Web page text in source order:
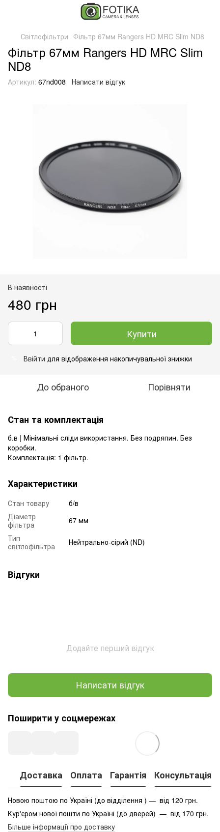
Світлофільтри Фільтр 67мм Rangers HD MRC Slim ND8
Фільтр 67мм Rangers HD MRC Slim
ND8
Артикул: 67nd008 Написати відгук
В наявності
480 грн
Купити
Ввійти для відображення накопичувальної знижки
До обраного Порівняти
Стан та комплектація
б.в | Мінімальні сліди використання. Без подряпин. Без
коробки.
Комплектація: 1 фільтр.
Характеристики
Стан товару
б/в
Діаметр
фільтра
67 мм
Тип
світлофільтра
Нейтрально-сірий (ND)
Відгуки
Додайте перший відгук
Написати відгук
Поширити у соцмережах
Доставка Оплата Гарантія Консультація
Новою поштою по Україні (до відділення ) — від 120 грн.
Кур'єром нової пошти по Україні (до дверей) — від 170 грн.
Більше інформації про доставку